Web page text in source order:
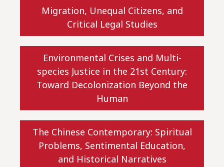
Migration, Unequal Citizens, and
Critical Legal Studies
Environmental Crises and Multi-
species Justice in the 21st Century:
Toward Decolonization Beyond the
Human
The Chinese Contemporary: Spiritual
Problems, Sentimental Education,
and Historical Narratives